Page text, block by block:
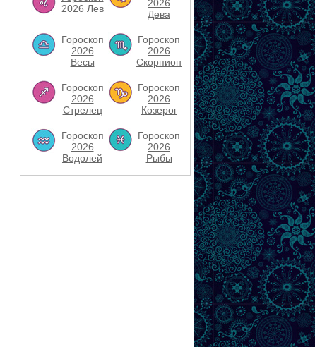
2026 Лев
2026
Дева
Гороскоп
2026
Весы
Гороскоп
2026
Скорпион
Гороскоп
2026
Стрелец
Гороскоп
2026
Козерог
Гороскоп
2026
Водолей
Гороскоп
2026
Рыбы